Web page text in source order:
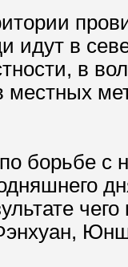
идут в
в
борьбе с